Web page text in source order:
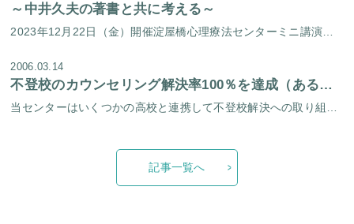
～中井久夫の著書と共に考える～
2006.03.14
不登校のカウンセリング解決率100％を達成（ある提携校での実績）
記事一覧へ